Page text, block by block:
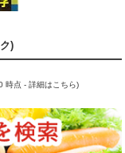
)
時点 -詳細はこちら)